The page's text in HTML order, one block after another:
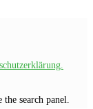
the search panel.